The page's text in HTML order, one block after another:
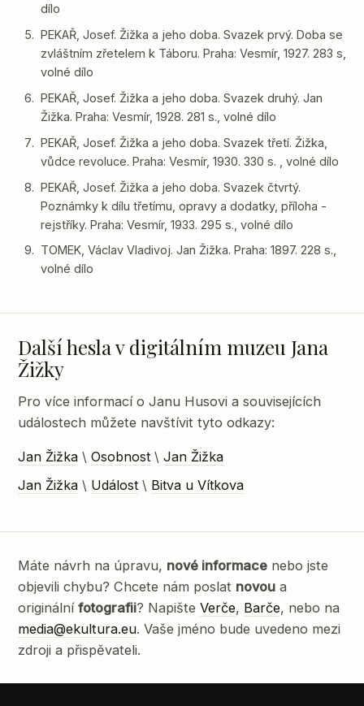
dílo
PEKAŘ, Josef. Žižka a jeho doba. Svazek prvý. Doba se
zvláštním zřetelem k Táboru. Praha: Vesmír, 1927. 283 s,
volné dílo
PEKAŘ, Josef. Žižka a jeho doba. Svazek druhý. Jan
Žižka. Praha: Vesmír, 1928. 281 s., volné dílo
PEKAŘ, Josef. Žižka a jeho doba. Svazek třetí. Žižka,
vůdce revoluce. Praha: Vesmír, 1930. 330 s. , volné dílo
PEKAŘ, Josef. Žižka a jeho doba. Svazek čtvrtý.
Poznámky k dílu třetímu, opravy a dodatky, příloha -
rejstříky. Praha: Vesmír, 1933. 295 s., volné dílo
TOMEK, Václav Vladivoj. Jan Žižka. Praha: 1897. 228 s.,
volné dílo
Další hesla v digitálním muzeu Jana
Žižky
Pro více informací o Janu Husovi a souvisejících
událostech můžete navštívit tyto odkazy:
Jan Žižka \Osobnost \Jan Žižka
Jan Žižka \ Událost \ Bitva u Vítkova
Máte návrh na úpravu, nové informace nebo jste
objevili chybu? Chcete nám poslat novou a
originálnífotografii? NapišteVerče, Barče, nebo na
media@ekultura.eu. Vaše jméno bude uvedeno mezi
zdroji a přispěvateli.